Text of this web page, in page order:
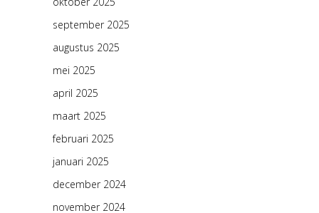
september 2025
augustus 2025
mei 2025
april 2025
maart 2025
februari 2025
januari 2025
december 2024
november 2024